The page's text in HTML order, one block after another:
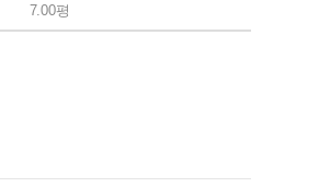
7.00평